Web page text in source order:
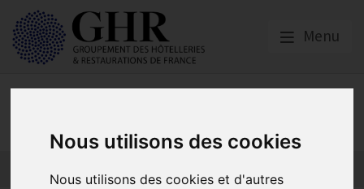
Nous utilisons des cookies
Nous utilisons des cookies et d'autres
Menu